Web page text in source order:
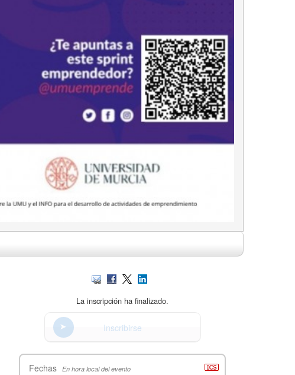
La inscripción ha finalizado.
Inscribirse
Fechas En hora local del evento